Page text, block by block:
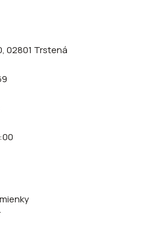
02801 Trstená